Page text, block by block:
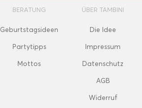
BERATUNG
Geburtstagsideen
Partytipps
Mottos
ÜBER TAMBINI
Die Idee
Impressum
Datenschutz
AGB
Widerruf